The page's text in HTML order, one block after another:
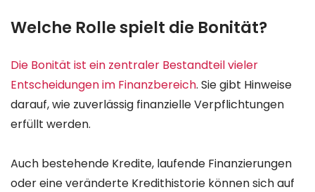
Welche Rolle spielt die Bonität?
Die Bonität ist ein zentraler Bestandteil vieler
Entscheidungen im Finanzbereich. Sie gibt Hinweise
darauf, wie zuverlässig finanzielle Verpflichtungen
erfüllt werden.
Auch bestehende Kredite, laufende Finanzierungen
oder eine veränderte Kredithistorie können sich auf